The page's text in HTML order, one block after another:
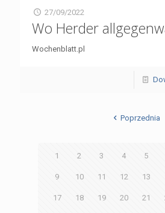
27/09/2022
Wo Herder
Wochenblatt.pl
Poprzednia
1 2 3 4 5
9 10 11 12 13
17 18 19 20 21